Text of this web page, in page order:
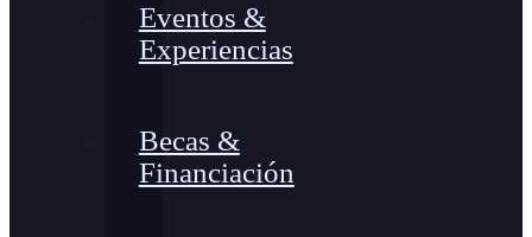
Eventos &
Experiencias
Becas &
Financiación